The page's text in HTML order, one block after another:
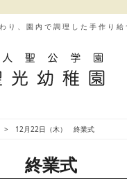
り、園内で調理した手作り
12月22日（木） 終業式
終業式